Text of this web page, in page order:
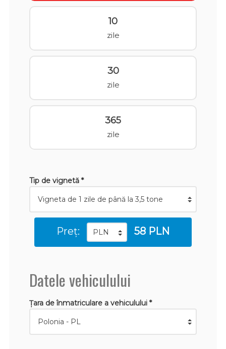
10
zile
30
zile
365
zile
Tip de vignetă *
Preț: 58 PLN
Datele vehiculului
Țara de înmatriculare a vehiculului *